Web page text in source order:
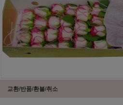
교환/반품/환불/취소